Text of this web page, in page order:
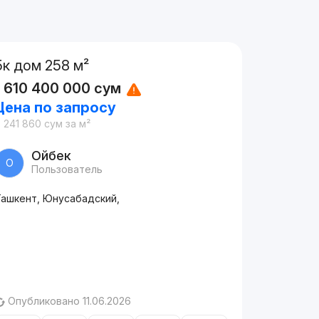
дом 258 м²
610 400 000 сум
по запросу
241 860 сум за м²
О Ойбек
Пользователь
Юнусабадский,
Опубликовано 11.06.2026